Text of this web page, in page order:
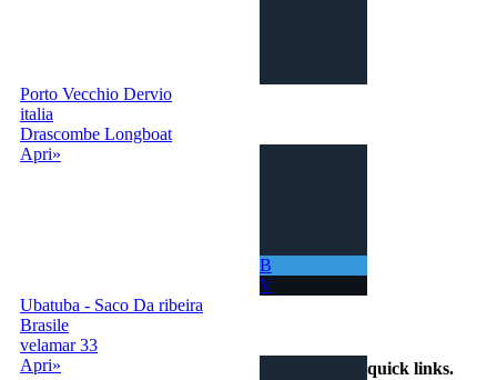
Porto Vecchio Dervio
italia
Drascombe Longboat
Apri»
B
V
Ubatuba - Saco Da ribeira
Brasile
velamar 33
Apri»
quick links.